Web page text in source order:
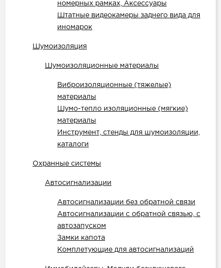
номерных рамках, Аксессуары
Штатные видеокамеры заднего вида для
иномарок
Шумоизоляция
Шумоизоляционные материалы
Виброизоляционные (тяжелые)
материалы
Шумо-тепло изоляционные (мягкие)
материалы
Инструмент, стенды для шумоизоляции,
каталоги
Охранные системы
Автосигнализации
Автосигнализации без обратной связи
Автосигнализации с обратной связью, с
автозапуском
Замки капота
Комплетующие для автосигнализаций